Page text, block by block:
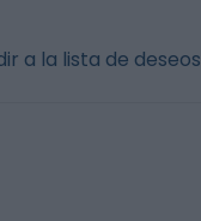
a la lista de deseos